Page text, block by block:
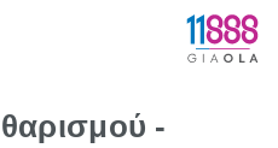
-